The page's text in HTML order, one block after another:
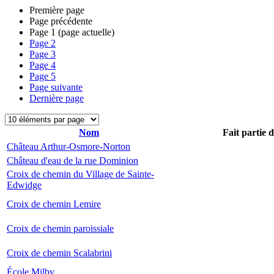
Première page
Page précédente
Page 1 (page actuelle)
Page 2
Page 3
Page 4
Page 5
Page suivante
Dernière page
Nom
Fait partie
Château Arthur-Osmore-Norton
Château d'eau de la rue Dominion
Croix de chemin du Village de Sainte-
Edwidge
Croix de chemin Lemire
Croix de chemin paroissiale
Croix de chemin Scalabrini
École Milby